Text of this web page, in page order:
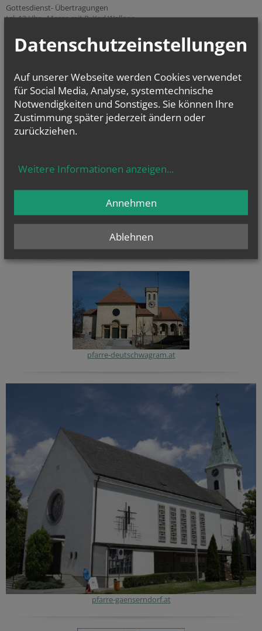
Gottesdienst- Übertragungen
tgl. 12 Uhr - Messe mit P. Karl Wallner
Hl. Felicissimus und hl. Agapitus, Hl. Gezelinus (Gozelin), Hl.
Gilbert, Hl....
pfarre-deutschwagram.at
pfarre-gaenserndorf.at
Datenschutzeinstellungen
Auf unserer Webseite werden Cookies verwendet
für Social Media, Analyse, systemtechnische
Notwendigkeiten und Sonstiges. Sie können Ihre
Zustimmung später jederzeit ändern oder
zurückziehen.
Weitere Informationen anzeigen...
Ablehnen
Annehmen